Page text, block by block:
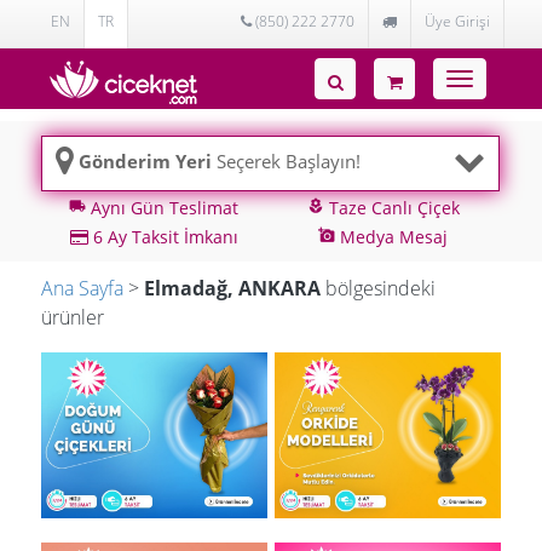
EN TR (850) 222 2770 Üye Girişi
Toggle
navigation
Gönderim Yeri Seçerek Başlayın!
local_shippingAynı Gün Teslimat local_floristTaze Canlı Çiçek
6 Ay Taksit İmkanı
add_a_photo Medya Mesaj
Ana Sayfa > Elmadağ, ANKARA bölgesindeki
ürünler